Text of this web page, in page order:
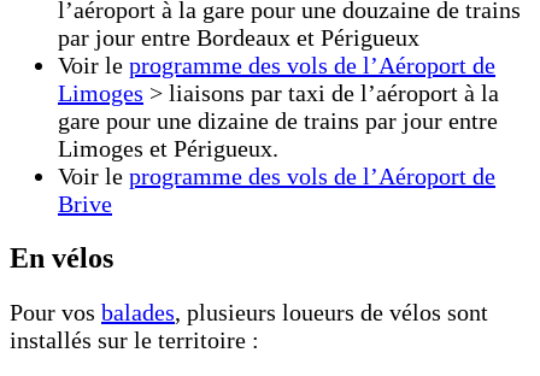
l’aéroport à la gare pour une douzaine de trains
par jour entre Bordeaux et Périgueux
Voir le programme des vols de l’Aéroport de
Limoges > liaisons par taxi de l’aéroport à la
gare pour une dizaine de trains par jour entre
Limoges et Périgueux.
Voir le programme des vols de l’Aéroport de
Brive
En vélos
Pour vos balades, plusieurs loueurs de vélos sont
installés sur le territoire :